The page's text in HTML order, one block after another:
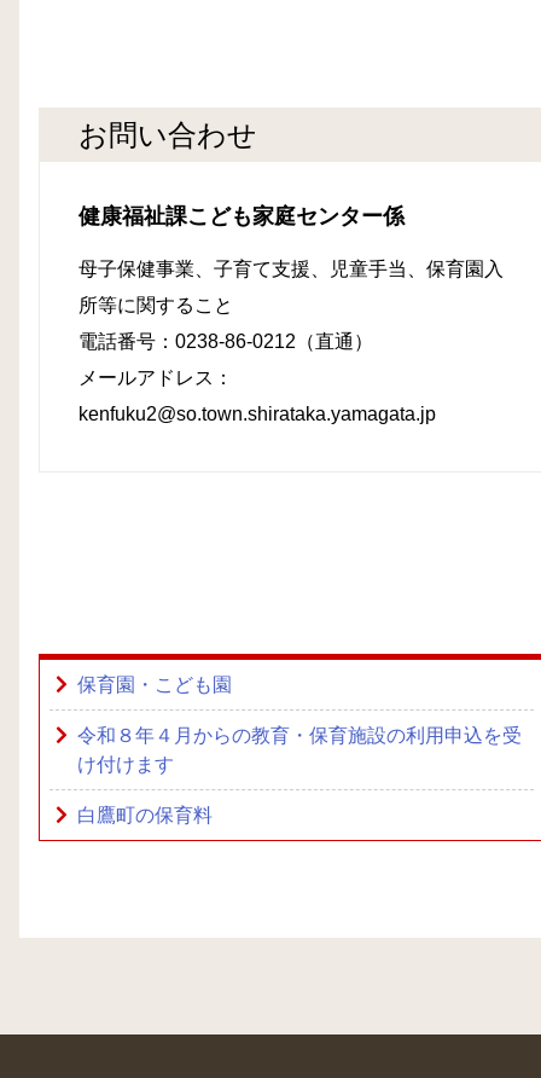
お問い合わせ
健康福祉課こども家庭センター係
母子保健事業、子育て支援、児童手当、保育園入
所等に関すること
電話番号：0238-86-0212（直通）
メールアドレス：
kenfuku2@so.town.shirataka.yamagata.jp
保育園・こども園
令和８年４月からの教育・保育施設の利用申込を受
け付けます
白鷹町の保育料